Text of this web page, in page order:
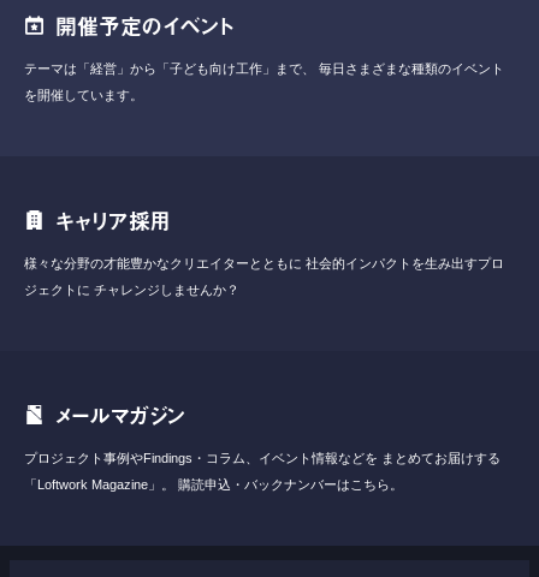
開催予定のイベント
テーマは「経営」から「子ども向け工作」まで、
毎日さまざまな種類のイベント
を開催しています。
キャリア採用
様々な分野の才能豊かなクリエイターとともに 社会的インパクトを生み出すプロ
ジェクトに チャレンジしませんか？
メールマガジン
プロジェクト事例やFindings・コラム、イベント情報などを まとめてお届けする
「Loftwork Magazine」。
購読申込・バックナンバーはこちら。